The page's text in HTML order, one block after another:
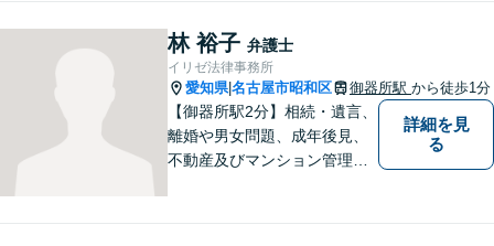
料】【桜山駅より徒歩８分】
【駐車場あり】【オンライン
相談可】
林 裕子 弁護士
イリゼ法律事務所
愛知県|名古屋市昭和区 御器所駅 から徒歩1分
【御器所駅2分】相続・遺言、
離婚や男女問題、成年後見、
不動産及びマンション管理な
詳細を見
る